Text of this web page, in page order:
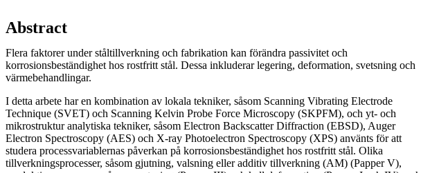
Abstract
Flera faktorer under ståltillverkning och fabrikation kan förändra passivitet och
korrosionsbeständighet hos rostfritt stål. Dessa inkluderar legering, deformation, svetsning och
värmebehandlingar.
I detta arbete har en kombination av lokala tekniker, såsom Scanning Vibrating Electrode
Technique (SVET) och Scanning Kelvin Probe Force Microscopy (SKPFM), och yt- och
mikrostruktur analytiska tekniker, såsom Electron Backscatter Diffraction (EBSD), Auger
Electron Spectroscopy (AES) och X-ray Photoelectron Spectroscopy (XPS) använts för att
studera processvariablernas påverkan på korrosionsbeständighet hos rostfritt stål. Olika
tillverkningsprocesser, såsom gjutning, valsning eller additiv tillverkning (AM) (Papper V),